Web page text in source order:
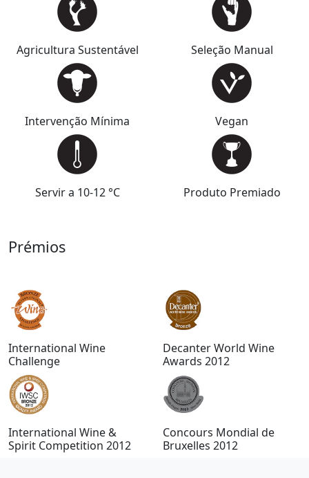
Agricultura Sustentável Seleção Manual
Intervenção Mínima Vegan
Servir a 10-12 °C Produto Premiado
Prémios
International Wine
Challenge
Decanter World Wine
Awards 2012
International Wine &
Spirit Competition 2012
Concours Mondial de
Bruxelles 2012